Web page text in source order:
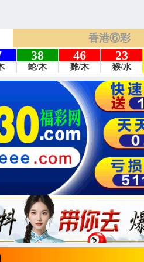
香港⑥彩